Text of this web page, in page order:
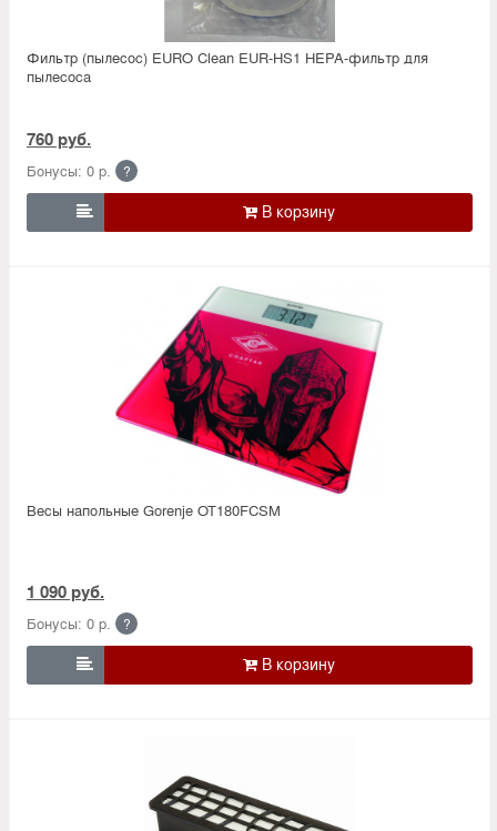
Фильтр (пылесос) EURO Clean EUR-HS1 HEPA-фильтр для
пылесоса
760 руб.
Бонусы: 0 р. ?

Весы напольные Gorenje OT180FCSM
1 090 руб.
Бонусы: 0 р. ?
